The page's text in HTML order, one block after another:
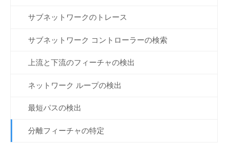
サブネットワークのトレース
サブネットワーク コントローラーの検索
上流と下流のフィーチャの検出
ネットワーク ループの検出
最短パスの検出
分離フィーチャの特定